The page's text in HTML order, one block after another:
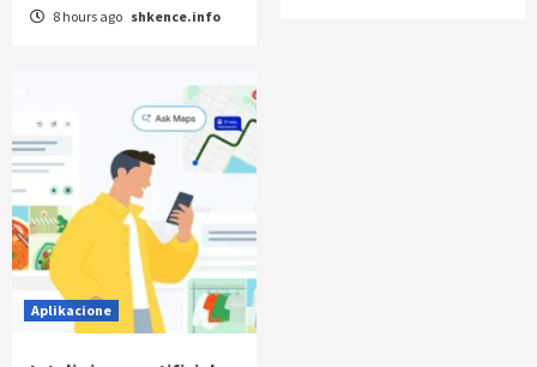
8 hours ago shkence.info
Aplikacione